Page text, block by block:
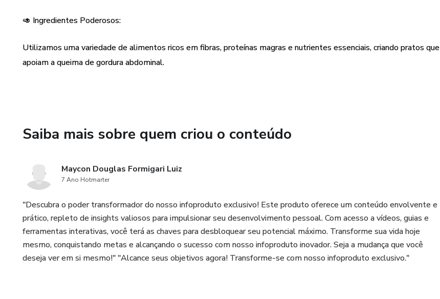
um recurso indispensável para aqueles que desejam transformar seus hábitos alimentares
e alcançar um abdômen mais tonificado. Aproveite o sabor e os benefícios nutricionais
🥑 Ingredientes Poderosos:
Utilizamos uma variedade de alimentos ricos em fibras, proteínas magras e nutrientes essenciais, criando pratos que
apoiam a queima de gordura abdominal.
Saiba mais sobre quem criou o conteúdo
Maycon Douglas Formigari Luiz
7 Ano Hotmarter
"Descubra o poder transformador do nosso infoproduto exclusivo! Este produto oferece um conteúdo envolvente e
prático, repleto de insights valiosos para impulsionar seu desenvolvimento pessoal. Com acesso a vídeos, guias e
ferramentas interativas, você terá as chaves para desbloquear seu potencial máximo. Transforme sua vida hoje
mesmo, conquistando metas e alcançando o sucesso com nosso infoproduto inovador. Seja a mudança que você
deseja ver em si mesmo!" "Alcance seus objetivos agora! Transforme-se com nosso infoproduto exclusivo."